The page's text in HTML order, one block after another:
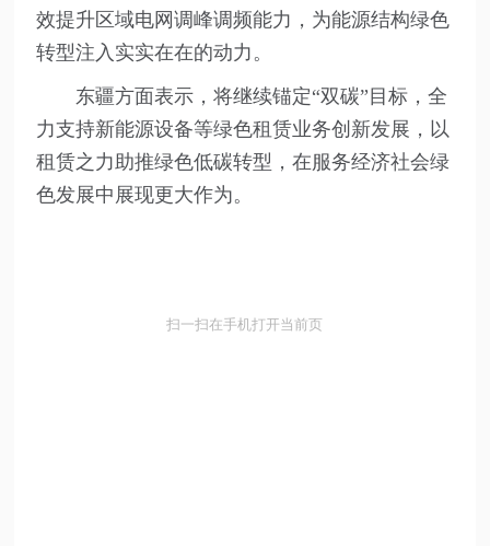
效提升区域电网调峰调频能力，为能源结构绿色
转型注入实实在在的动力。
东疆方面表示，将继续锚定“双碳”目标，全
力支持新能源设备等绿色租赁业务创新发展，以
租赁之力助推绿色低碳转型，在服务经济社会绿
色发展中展现更大作为。
扫一扫在手机打开当前页